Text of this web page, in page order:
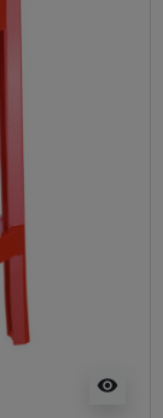
visibility